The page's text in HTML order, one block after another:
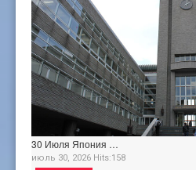
30 Июля Япония …
июль 30, 2026 Hits:158